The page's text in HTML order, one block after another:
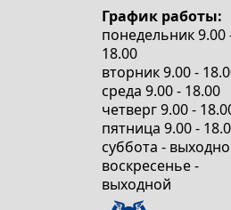
График работы:
понедельник 9.00
18.00
вторник 9.00 -
среда 9.00 - 18.00
четверг 9.00 -
пятница 9.00 -
суббота -
воскресенье -
выходной